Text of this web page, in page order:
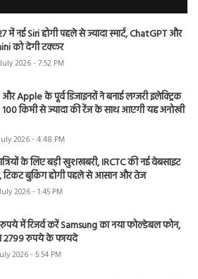
में नई Siri होगी पहले से ज्यादा स्मार्ट, ChatGPT और
को देगी टक्कर
2026 - 7:52 PM
Apple के पूर्व डिजाइनरों ने बनाई लग्जरी इलेक्ट्रिक
100 किमी से ज्यादा की रेंज के साथ आएगी यह अनोखी
2026 - 4:48 PM
के लिए बड़ी खुशखबरी, IRCTC की नई वेबसाइट
टिकट बुकिंग होगी पहले से आसान और तेज
2026 - 1:45 PM
में रिजर्व करें Samsung का नया फोल्डेबल फोन,
2799 रुपये के फायदे
2026 - 5:54 PM